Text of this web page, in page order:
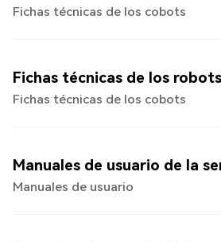
Fichas técnicas de los cobots
Fichas técnicas de los
Fichas técnicas de los cobots
Manuales de usuario de la
Manuales de usuario